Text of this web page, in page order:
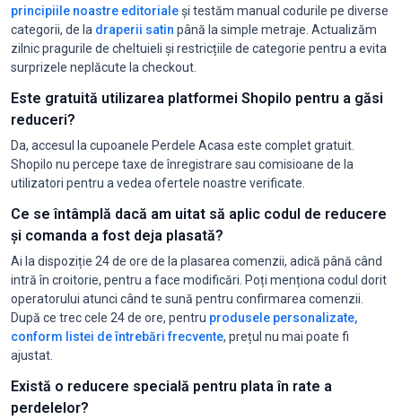
principiile noastre editorialeși testăm manual codurile pe diverse
categorii, de la draperii satin până la simple metraje. Actualizăm
zilnic pragurile de cheltuieli și restricțiile de categorie pentru a evita
surprizele neplăcute la checkout.
Este gratuită utilizarea platformei Shopilo pentru a găsi
reduceri?
Da, accesul la cupoanele Perdele Acasa este complet gratuit.
Shopilo nu percepe taxe de înregistrare sau comisioane de la
utilizatori pentru a vedea ofertele noastre verificate.
Ce se întâmplă dacă am uitat să aplic codul de reducere
și comanda a fost deja plasată?
Ai la dispoziție 24 de ore de la plasarea comenzii, adică până când
intră în croitorie, pentru a face modificări. Poți menționa codul dorit
operatorului atunci când te sună pentru confirmarea comenzii.
După ce trec cele 24 de ore, pentru produsele personalizate,
conform listei de întrebări frecvente, prețul nu mai poate fi
ajustat.
Există o reducere specială pentru plata în rate a
perdelelor?